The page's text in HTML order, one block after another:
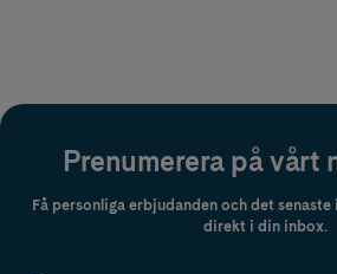
Prenumerera på vårt
Få personliga erbjudanden och det senaste
direkt i din inbox.